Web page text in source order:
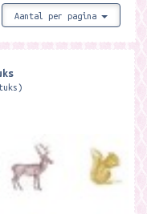
Aantal per pagina